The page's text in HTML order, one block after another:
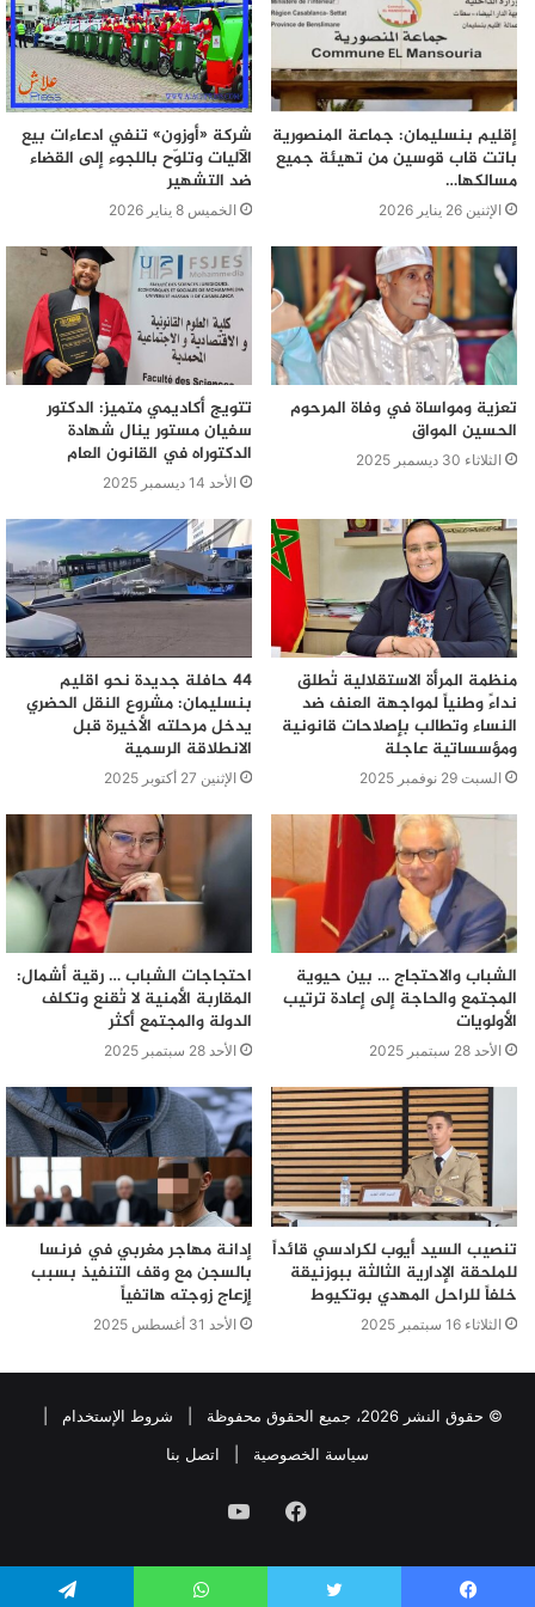
إقليم بنسليمان: جماعة المنصورية
باتت قاب قوسين من تهيئة جميع
مسالكها…
الإثنين 26 يناير 2026
شركة «أوزون» تنفي ادعاءات بيع
الآليات وتلوّح باللجوء إلى القضاء
ضد التشهير
الخميس 8 يناير 2026
تعزية ومواساة في وفاة المرحوم
الحسين المواق
الثلاثاء 30 ديسمبر 2025
تتويج أكاديمي متميز: الدكتور
سفيان مستور ينال شهادة
الدكتوراه في القانون العام
الأحد 14 ديسمبر 2025
منظمة المرأة الاستقلالية تُطلق
نداءً وطنياً لمواجهة العنف ضد
النساء وتطالب بإصلاحات قانونية
ومؤسساتية عاجلة
السبت 29 نوفمبر 2025
44 حافلة جديدة نحو اقليم
بنسليمان: مشروع النقل الحضري
يدخل مرحلته الأخيرة قبل
الانطلاقة الرسمية
الإثنين 27 أكتوبر 2025
الشباب والاحتجاج … بين حيوية
المجتمع والحاجة إلى إعادة ترتيب
الأولويات
الأحد 28 سبتمبر 2025
احتجاجات الشباب … رقية أشمال:
المقاربة الأمنية لا تُقنع وتكلف
الدولة والمجتمع أكثر
الأحد 28 سبتمبر 2025
تنصيب السيد أيوب لكرادسي قائداً
للملحقة الإدارية الثالثة ببوزنيقة
خلفاً للراحل المهدي بوتكيوط
الثلاثاء 16 سبتمبر 2025
إدانة مهاجر مغربي في فرنسا
بالسجن مع وقف التنفيذ بسبب
إزعاج زوجته هاتفياً
الأحد 31 أغسطس 2025
© حقوق النشر 2026، جميع الحقوق محفوظة | شروط الإستخدام
سياسة الخصوصية
اتصل بنا
فيسبوكيوتيوب